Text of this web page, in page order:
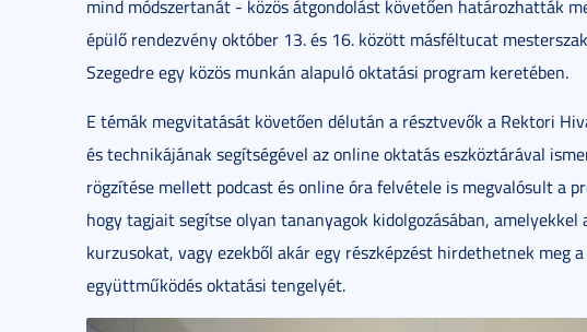
mind módszertanát - közös átgondolást követően határozhatták
épülő rendezvény október 13. és 16. között másféltucat
Szegedre egy közös munkán alapuló oktatási program keretében.
E témák megvitatását követően délután a résztvevők a Rektori
és technikájának segítségével az online oktatás eszköztárával
rögzítése mellett podcast és online óra felvétele is megvalósult a
hogy tagjait segítse olyan tananyagok kidolgozásában,
kurzusokat, vagy ezekből akár egy részképzést hirdethetnek meg
együttműködés oktatási tengelyét.